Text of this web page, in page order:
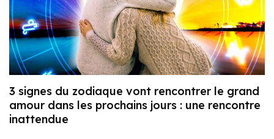
3 signes du zodiaque vont rencontrer le grand
amour dans les prochains jours : une rencontre
inattendue